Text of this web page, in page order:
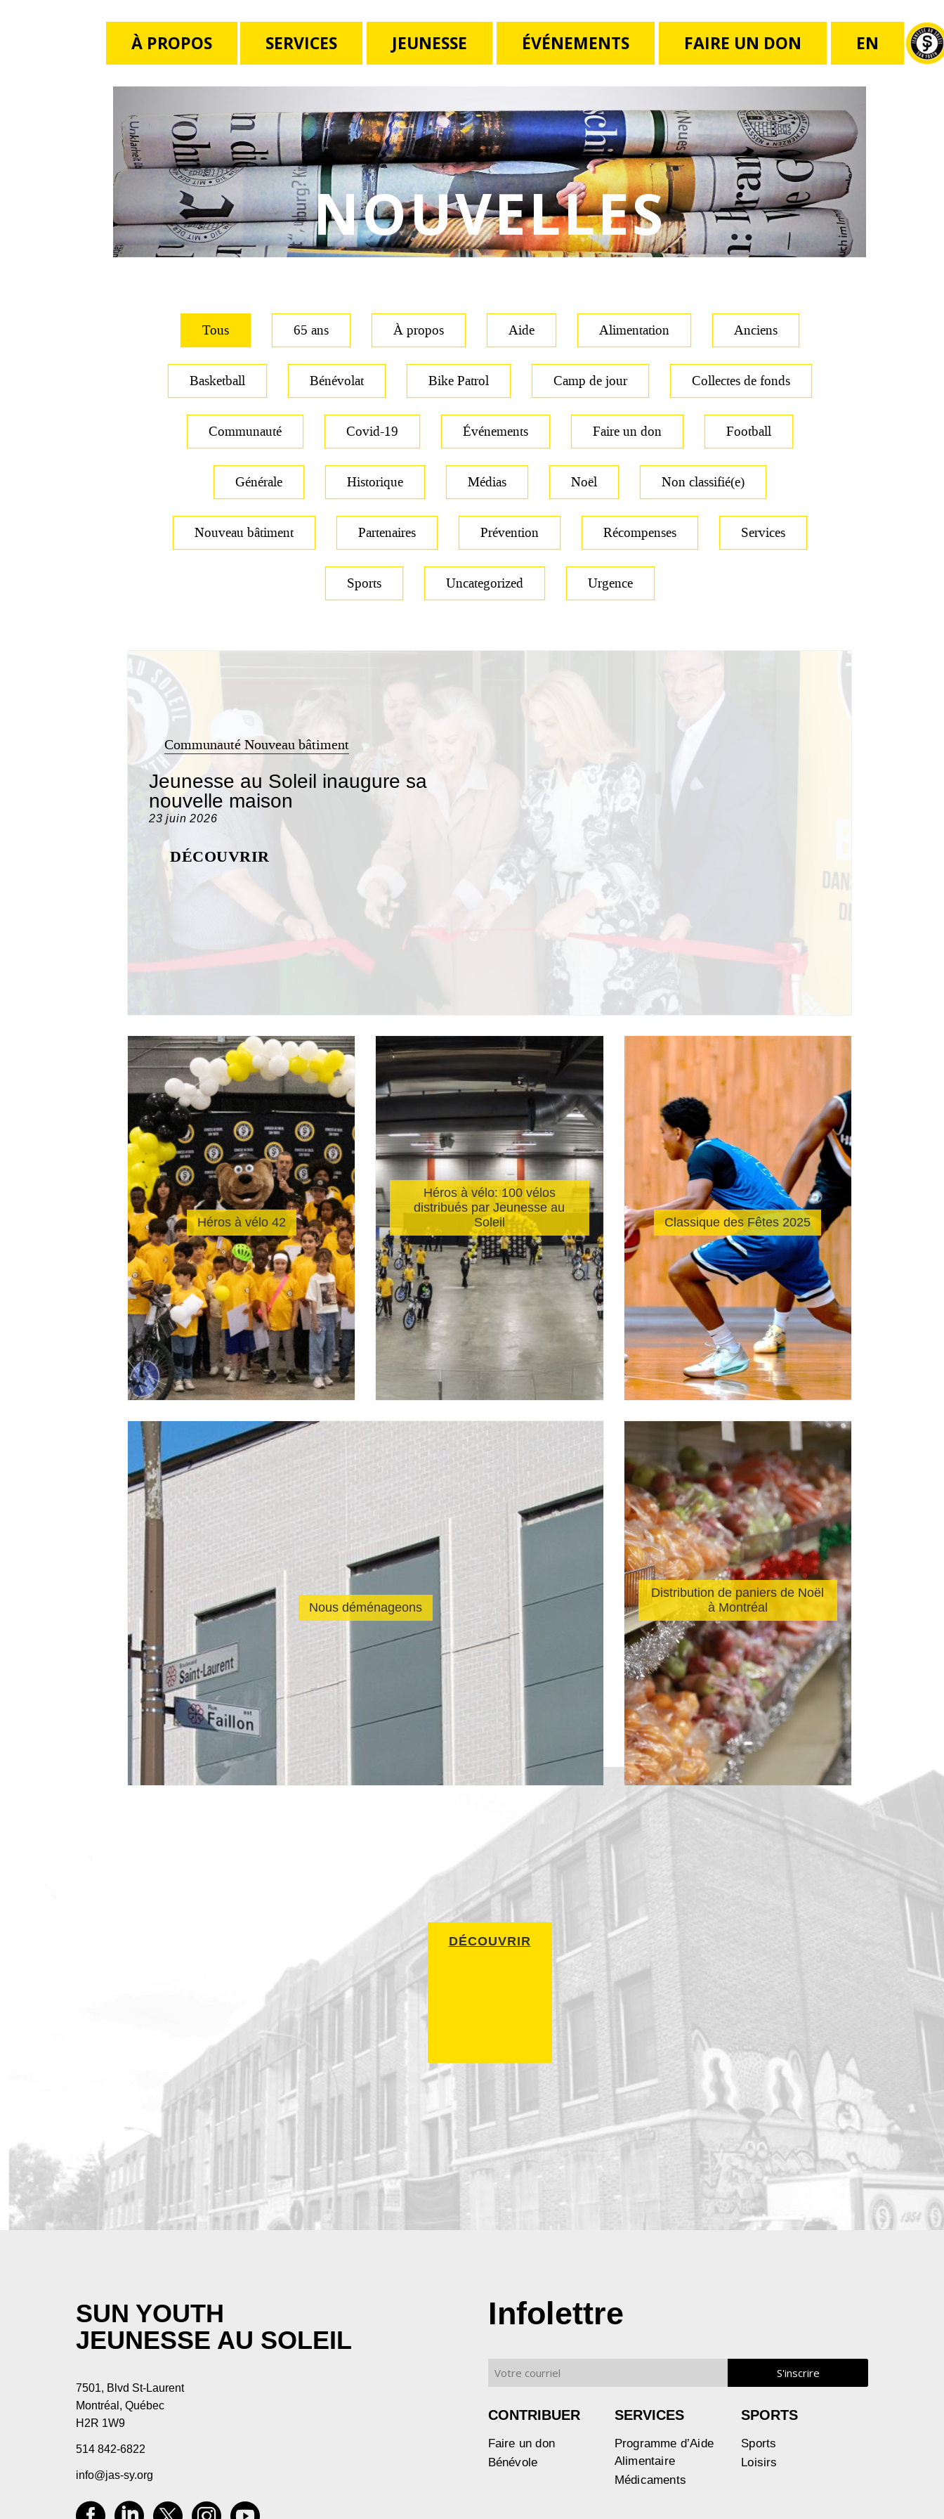
À PROPOS SERVICES JEUNESSE ÉVÉNEMENTS FAIRE UN DON EN
NOUVELLES
Tous 65 ans À propos Aide Alimentation Anciens
Basketball Bénévolat Bike Patrol Camp de jour Collectes de fonds
Communauté Covid-19 Événements Faire un don Football
Générale Historique Médias Noël Non classifié(e)
Nouveau bâtiment Partenaires Prévention Récompenses Services
Sports Uncategorized Urgence
CommunautéNouveau bâtiment
Jeunesse au Soleil inaugure sa
nouvelle maison
23 juin 2026
DÉCOUVRIR
Héros à vélo 42
Héros à vélo: 100 vélos
distribués par Jeunesse au
Soleil
Classique des Fêtes 2025
Nous déménageons
Distribution de paniers de Noël
à Montréal
DÉCOUVRIR
SUN YOUTH
JEUNESSE AU SOLEIL
7501, Blvd St-Laurent
Montréal, Québec
H2R 1W9
514 842-6822
info@jas-sy.org
Infolettre
CONTRIBUER
Faire un don
Bénévole
SERVICES
Programme d’Aide
Alimentaire
Médicaments
SPORTS
Sports
Loisirs